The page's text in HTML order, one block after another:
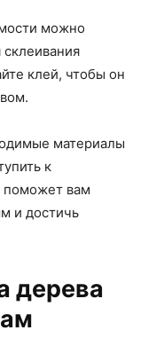
можно
склеивания
клей, чтобы он
материалы
к
поможет вам
и достичь
дерева